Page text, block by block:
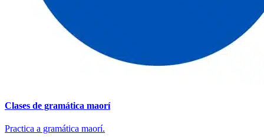
Clases de gramática maorí
Practica a gramática maorí.